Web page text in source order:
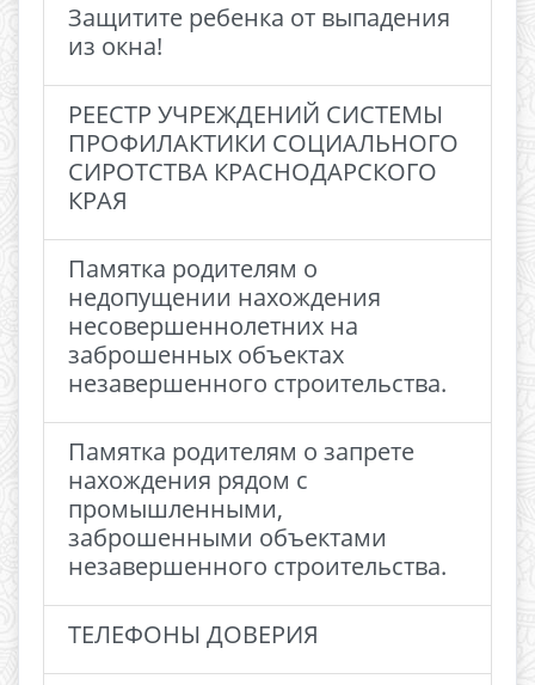
Защитите ребенка от выпадения
из окна!
РЕЕСТР УЧРЕЖДЕНИЙ СИСТЕМЫ
ПРОФИЛАКТИКИ СОЦИАЛЬНОГО
СИРОТСТВА КРАСНОДАРСКОГО
КРАЯ
Памятка родителям о
недопущении нахождения
несовершеннолетних на
заброшенных объектах
незавершенного строительства.
Памятка родителям о запрете
нахождения рядом с
промышленными,
заброшенными объектами
незавершенного строительства.
ТЕЛЕФОНЫ ДОВЕРИЯ